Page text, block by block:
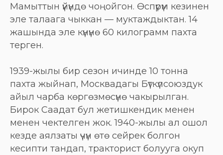
Мамыттын үйүндө чоңойгон. Өспүрүм кезинен
эле талаага чыккан — муктаждыктан. 14
жашында эле күнүнө 60 килограмм пахта
терген.
1939-жылы бир сезон ичинде 10 тонна
пахта жыйнап, Москвадагы Бүткүлсоюздук
айыл чарба көргөзмөсүнө чакырылган.
Бирок Саадат бул жетишкендик менен
менен чектелген жок. 1940-жылы ал ошол
кезде аялзаты үчүн өтө сейрек болгон
кесипти тандап, тракторист болууга окуп